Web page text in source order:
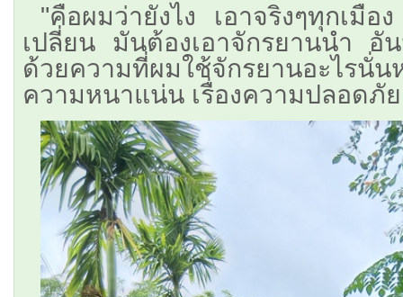
​"คือผมว่ายังไง เอาจริงๆทุกเมื
เปลี่ยน มันต้องเอาจักรยานนำ
ด้วยความที่ผมใช้จักรยานอะไรนั่
ความหนาแน่น เรื่องความปลอดภัย